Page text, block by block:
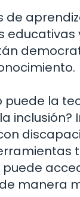
de
educativas
puede la
inclusión?
manera